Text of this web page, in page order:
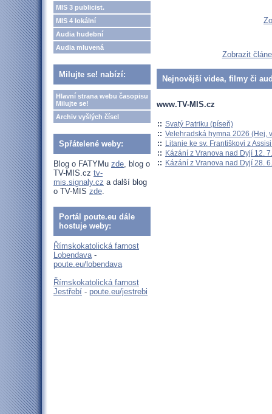
MIS 3 publicist.
MIS 4 lokální
Audia hudební
Audia mluvená
Milujte se! nabízí:
Hlavní strana webu časopisu
Milujte se!
Archiv vyšlých čísel
Spřátelené weby:
Blog o FATYMu zde, blog o
TV-MIS.cz tv-
mis.signaly.cz a další blog
o TV-MIS zde.
Portál poute.eu dále
hostuje weby:
Římskokatolická farnost
Lobendava-
poute.eu/lobendava
Římskokatolická farnost
Jestřebí - poute.eu/jestrebi
Zobrazit
Nejnovější videa, filmy či
www.TV-MIS.cz
:: Svatý Patriku (píseň)
:: Velehradská hymna 2026 (Hej,
:: Litanie ke sv. Františkovi z
:: Kázání z Vranova nad Dyjí 12.
:: Kázání z Vranova nad Dyjí 28.